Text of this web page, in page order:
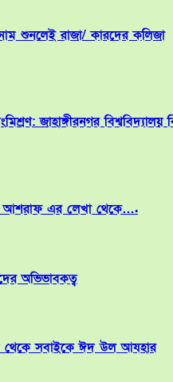
শুনলেই রাজা/ কারদের কলিজা
জাহাঙ্গীরনগর বিশ্ববিদ্যালয়
আশরাফ এর লেখা থেকে….
অভিভাবকত্ব
থেকে সবাইকে ঈদ উল আযহার